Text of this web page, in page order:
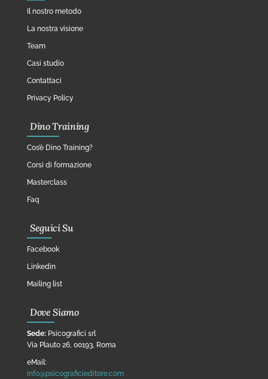
Il nostro metodo
La nostra visione
Team
Casi studio
Contattaci
Privacy Policy
Dino Training
Cos’è Dino Training?
Corsi di formazione
Masterclass
Faq
Seguici Su
Facebook
Linkedin
Mailing list
Dove Siamo
Sede: Psicografici srl
Via Plauto 26, 00193, Roma
eMail:
info@psicograficieditore.com